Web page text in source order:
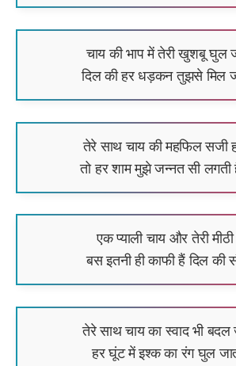
चाय की भाप में तेरी खुशबू घुल
दिल की हर धड़कन तुझसे मिल
तेरे साथ चाय की महफिल सजी
तो हर शाम मुझे जन्नत सी लगती
एक प्याली चाय और तेरी मीठी
बस इतनी ही काफी हैं दिल की
तेरे साथ चाय का स्वाद भी बदल
हर घूंट में इश्क का रंग घुल